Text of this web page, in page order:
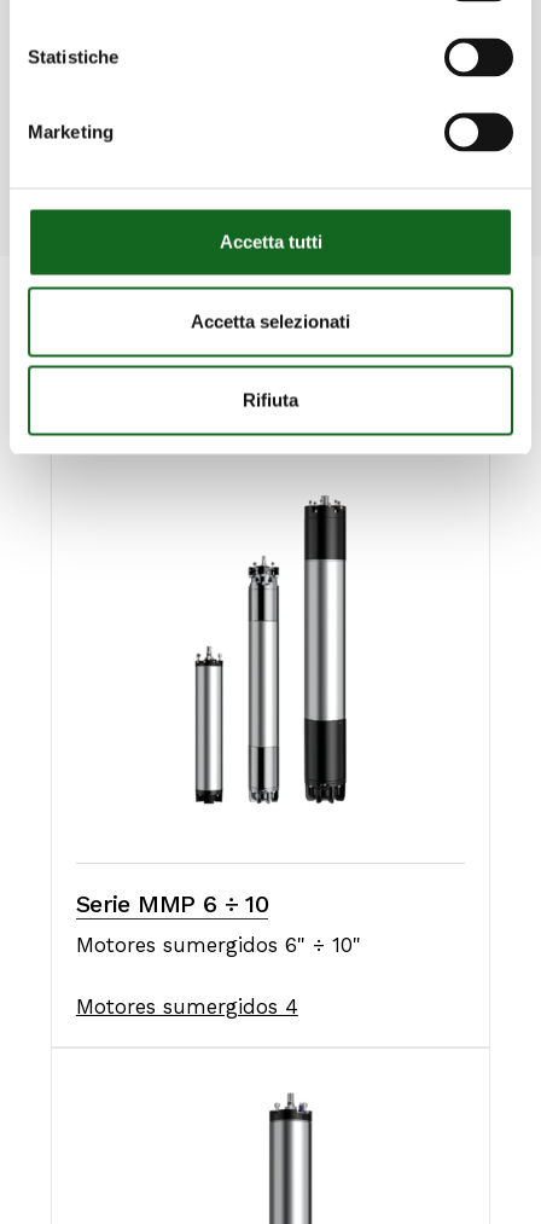
Statistiche
Marketing
Accetta tutti
Accetta selezionati
Rifiuta
Descubre más
Productos relacionados
Serie MMP 6 ÷ 10
Motores sumergidos 6" ÷ 10"
Motores sumergidos 4